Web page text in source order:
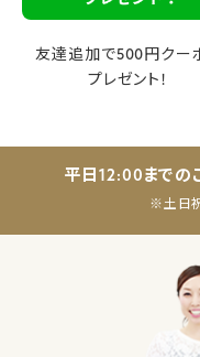
友達追加で500円クー
プレゼント！
平日12:00までの
※土日祝